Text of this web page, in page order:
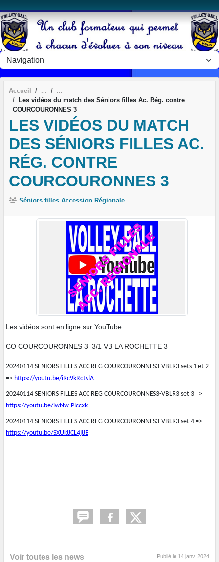
Accueil
Les vidéos du match des Séniors filles Ac. Rég. contre
COURCOURONNES 3
LES VIDÉOS DU MATCH
DES SÉNIORS FILLES AC.
RÉG. CONTRE
COURCOURONNES 3
Séniors filles Accession Régionale
Les vidéos sont en ligne sur YouTube
CO COURCOURONNES 3 3/1 VB LA ROCHETTE 3
20240114 SENIORS FILLES ACC REG COURCOURONNES3-VBLR3 sets 1 et 2
=> https://youtu.be/iRc9kRctvlA
20240114 SENIORS FILLES ACC REG COURCOURONNES3-VBLR3 set 3 =>
https://youtu.be/iwNw-Plccxk
20240114 SENIORS FILLES ACC REG COURCOURONNES3-VBLR3 set 4 =>
https://youtu.be/SXUk8CL4j8E
Voir toutes les news Publié le 14 janv. 2024